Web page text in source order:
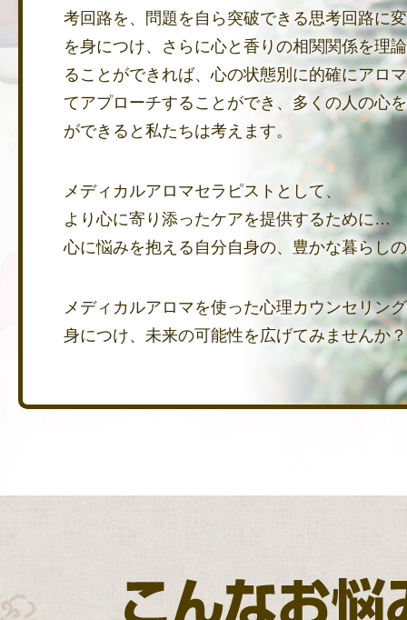
考回路を、問題を自ら突破できる思考回路に
を身につけ、さらに心と香りの相関関係を理
ることができれば、心の状態別に的確にアロ
てアプローチすることができ、多くの人の心
ができると私たちは考えます。
メディカルアロマセラピストとして、
より心に寄り添ったケアを提供するために…
心に悩みを抱える自分自身の、豊かな暮らし
メディカルアロマを使った心理カウンセリン
身につけ、未来の可能性を広げてみませんか？